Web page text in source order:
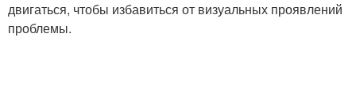
двигаться, чтобы избавиться от визуальных проявлений
проблемы.